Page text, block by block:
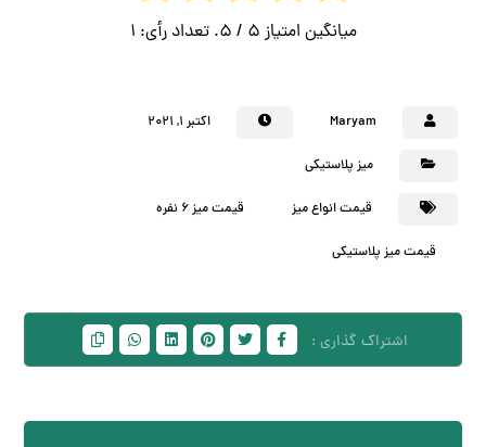
میانگین امتیاز 5 / 5. تعداد رأی: 1
Maryam اکتبر ۱, ۲۰۲۱
میز پلاستیکی
قیمت انواع میز قیمت میز 6 نفره
قیمت میز پلاستیکی